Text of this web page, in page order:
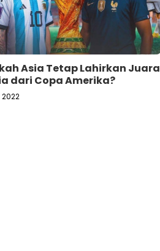
Asia Tetap Lahirkan Juara
dari Copa Amerika?
2022